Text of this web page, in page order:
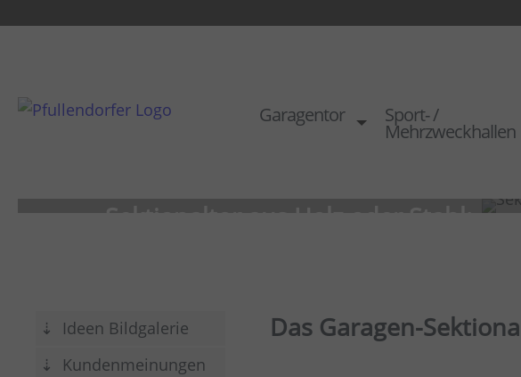
Garagentor Sport- /
Mehrzweckhallen
Optimale Durchfahrt und mehr Platz vor der
Als Sektionaltor Holz oder als Sektionaltor Stahl
als Sektionaltor ISO mit Tür möglich
Ideen Bildgalerie
Kundenmeinungen
Das Garagen-